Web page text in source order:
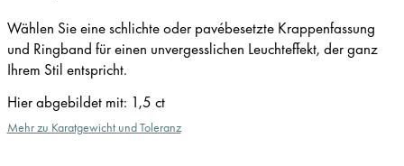
Wählen Sie eine schlichte oder pavébesetzte Krappenfassung
und Ringband für einen unvergesslichen Leuchteffekt, der ganz
Ihrem Stil entspricht.
Hier abgebildet mit: 1,5 ct
Mehr zu Karatgewicht und Toleranz